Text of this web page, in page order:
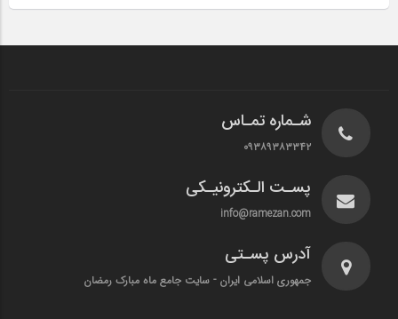
شـماره تمـاس
۰۹۳۸۹۳۸۳۳۴۲
پسـت الـکترونیـکی
info@ramezan.com
آدرس پسـتی
جمهوری اسلامی ایران - سایت جامع ماه مبارک رمضان